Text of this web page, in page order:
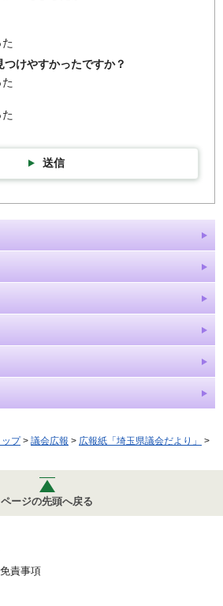
けやすかったですか？
送信
プ> 議会広報 > 広報紙「埼玉県議会だより」
>
ページの先頭へ戻る
責事項